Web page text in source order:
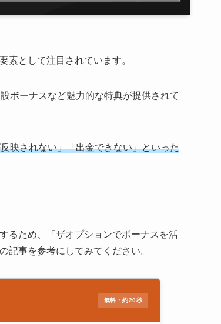
素として注目されています。
ボーナスなど魅力的な特典が提供されて
映されない」「出金できない」といった
るため、「ザオプションでボーナスを活
記事を参考にしてみてください。
無料・約20秒